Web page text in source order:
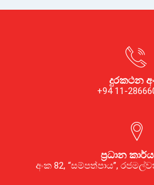
දුරකථන
+94 11-
ප්‍රධාන
අංක 82, “සම්පත්පාය”,